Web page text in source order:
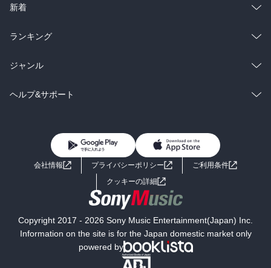
ラノベ
雑誌・グラビア
BL・TL
総合
ラノベ
雑誌・グラビア
BL・TL
新着
総合
ラノベ
雑誌・グラビア
ランキング
総合
ラノベ
ジャンル
コミック
ライトノベル 男子向けラノベ
小説
海外小説
ミステリー SF
文学
ヘルプ&サポート
よくあるご質問 お問い合わせ
会社情報 プライバシーポリシー
ご利用条件
クッキーの詳細
Copyright 2017 - 2026 Sony Music Entertainment(Japan) Inc.
Information on the site is for the Japan domestic market only
powered by